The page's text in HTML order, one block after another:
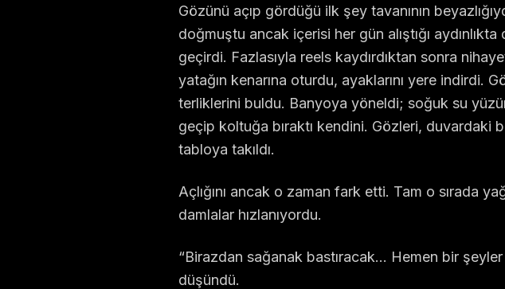
Gözünü açıp gördüğü ilk şey tavanının
doğmuştu ancak içerisi her gün alıştığı
geçirdi. Fazlasıyla reels kaydırdıktan sonra
yatağın kenarına oturdu, ayaklarını yere indirdi.
terliklerini buldu. Banyoya yöneldi; soğuk su
geçip koltuğa bıraktı kendini. Gözleri, duvardaki
tabloya takıldı.
Açlığını ancak o zaman fark etti. Tam o sırada
damlalar hızlanıyordu.
“Birazdan sağanak bastıracak… Hemen bir
düşündü.